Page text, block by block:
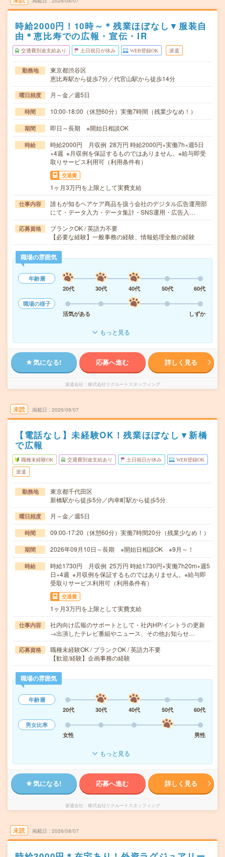
時給2000円！10時～＊残業ほぼなし▼服装自
由＊恵比寿での広報・宣伝・IR
交通費別途支給あり 土日祝日が休み WEB登録OK 派遣
勤務地
東京都渋谷区
恵比寿駅から徒歩7分／代官山駅から徒歩14分
曜日頻度 月～金／週5日
時間 10:00-18:00（休憩60分）実働7時間（残業少なめ！）
期間 即日～長期 ※開始日相談OK
時給
時給2000円 月収例 28万円 時給2000円×実働7h×週5日
×4週 ※月収例を保証するものではありません。※給与即受
取りサービス利用可（利用条件有）
交通費
1ヶ月3万円を上限として実費支給
仕事内容
誰もが知るヘアケア商品を扱う会社のデジタル広告運用部
にて・データ入力・データ集計・SNS運用・広告入…
応募資格
ブランクOK / 英語力不要
【必要な経験】一般事務の経験、情報処理全般の経験
職場の雰囲気
年齢層
20代
30代 40代 50代
60代
職場の様子
活気がある
しずか
もっと見る
気になる! 応募へ進む 詳しく見る
派遣会社 株式会社リクルートスタッフィング
未読 掲載日 2026/08/07
【電話なし】未経験OK！残業ほぼなし▼新橋
で広報
職種未経験OK 交通費別途支給あり 土日祝日が休み WEB登録OK
派遣
勤務地
東京都千代田区
新橋駅から徒歩5分／内幸町駅から徒歩5分
曜日頻度 月～金／週5日
時間 09:00-17:20（休憩60分）実働7時間20分（残業少なめ！）
期間 2026年09月10日～長期 ※開始日相談OK ※9月～！
時給
時給1730円 月収例 25万円 時給1730円×実働7h20m×週5
日×4週 ※月収例を保証するものではありません。※給与即
受取りサービス利用可（利用条件有）
交通費
1ヶ月3万円を上限として実費支給
仕事内容
社内向け広報のサポートとして・社内HP/イントラの更新
→出演したテレビ番組やニュース、その他お知らせ…
応募資格
職種未経験OK / ブランクOK / 英語力不要
【歓迎/経験】企画事務の経験
職場の雰囲気
年齢層
20代
30代 40代 50代
60代
男女比率
女性
男性
もっと見る
気になる! 応募へ進む 詳しく見る
派遣会社 株式会社リクルートスタッフィング
未読 掲載日 2026/08/07